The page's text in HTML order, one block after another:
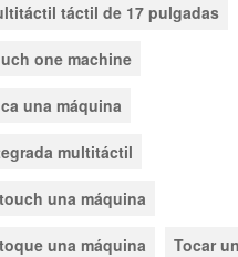
táctil de 17 pulgadas
one machine
una máquina
multitáctil
una máquina
una máquina Tocar